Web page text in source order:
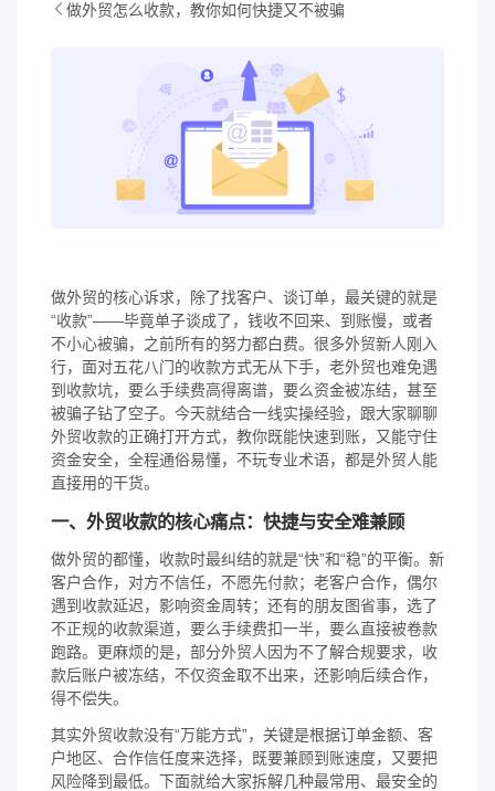
做外贸怎么收款，教你如何快捷又不被骗
做外贸的核心诉求，除了找客户、谈订单，最关键的就是
“收款”——毕竟单子谈成了，钱收不回来、到账慢，或者
不小心被骗，之前所有的努力都白费。很多外贸新人刚入
行，面对五花八门的收款方式无从下手，老外贸也难免遇
到收款坑，要么手续费高得离谱，要么资金被冻结，甚至
被骗子钻了空子。今天就结合一线实操经验，跟大家聊聊
外贸收款的正确打开方式，教你既能快速到账，又能守住
资金安全，全程通俗易懂，不玩专业术语，都是外贸人能
直接用的干货。
一、外贸收款的核心痛点：快捷与安全难兼顾
做外贸的都懂，收款时最纠结的就是“快”和“稳”的平衡。新
客户合作，对方不信任，不愿先付款；老客户合作，偶尔
遇到收款延迟，影响资金周转；还有的朋友图省事，选了
不正规的收款渠道，要么手续费扣一半，要么直接被卷款
跑路。更麻烦的是，部分外贸人因为不了解合规要求，收
款后账户被冻结，不仅资金取不出来，还影响后续合作，
得不偿失。
其实外贸收款没有“万能方式”，关键是根据订单金额、客
户地区、合作信任度来选择，既要兼顾到账速度，又要把
风险降到最低。下面就给大家拆解几种最常用、最安全的